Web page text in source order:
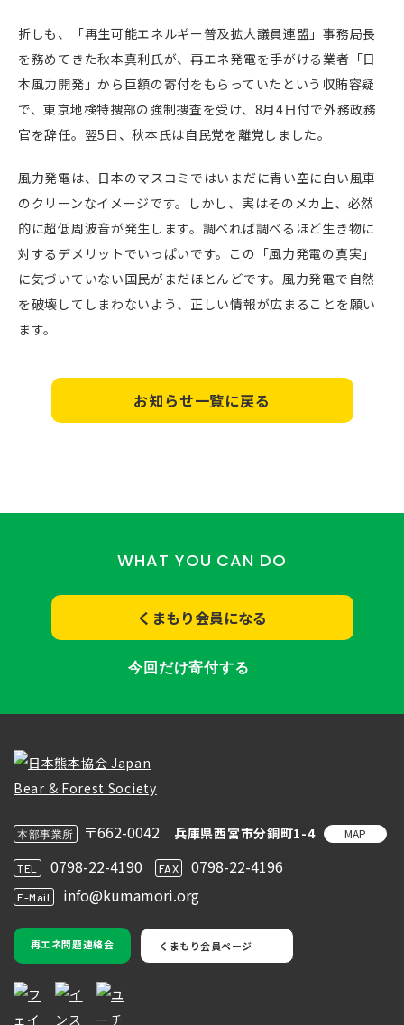
折しも、「再生可能エネルギー普及拡大議員連盟」事務局長
を務めてきた秋本真利氏が、再エネ発電を手がける業者「日
本風力開発」から巨額の寄付をもらっていたという収賄容疑
で、東京地検特捜部の強制捜査を受け、8月4日付で外務政務
官を辞任。翌5日、秋本氏は自民党を離党しました。
風力発電は、日本のマスコミではいまだに青い空に白い風車
のクリーンなイメージです。しかし、実はそのメカ上、必然
的に超低周波音が発生します。調べれば調べるほど生き物に
対するデメリットでいっぱいです。この「風力発電の真実」
に気づいていない国民がまだほとんどです。風力発電で自然
を破壊してしまわないよう、正しい情報が広まることを願い
ます。
お知らせ一覧に戻る
WHAT YOU CAN DO
くまもり会員になる
今回だけ寄付する
本部事業所 〒662-0042 兵庫県西宮市分銅町1-4 MAP
TEL 0798-22-4190 FAX 0798-22-4196
E-Mail info@kumamori.org
再エネ問題連絡会 くまもり会員ページ